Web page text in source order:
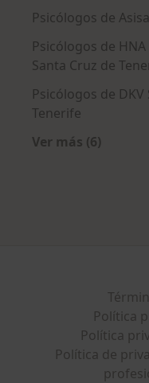
Psicólogos de
Psicólogos de
Santa Cruz de
Psicólogos de
Tenerife
Ver más (6)
Política
Política
Política de